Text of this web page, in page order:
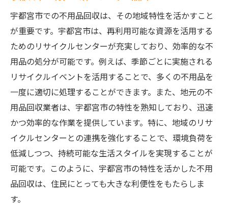
宇都宮市での不用品回収は、その地域特性を活かすこと
が重要です。宇都宮市は、再利用可能な資源を活用する
ためのリサイクルセンターが充実しており、効率的な不
用品の処分が可能です。例えば、季節ごとに実施される
リサイクルイベントを活用することで、多くの不用品を
一度に適切に処理することができます。また、地元の不
用品回収業者は、宇都宮市の特性を熟知しており、迅速
かつ効率的な作業を提供しています。特に、地域のリサ
イクルセンターとの連携を強化することで、環境負荷を
低減しつつ、持続可能な生活スタイルを実現することが
可能です。このように、宇都宮市の特性を活かした不用
品回収は、住民にとっても大きな利便性をもたらしま
す。